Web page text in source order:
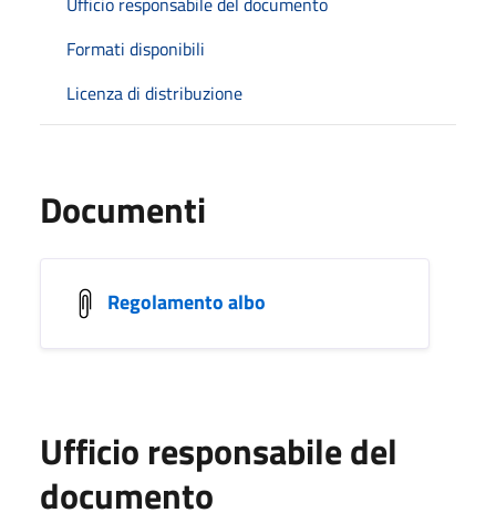
Formati disponibili
Licenza di distribuzione
Documenti
Regolamento albo
Ufficio responsabile del
documento